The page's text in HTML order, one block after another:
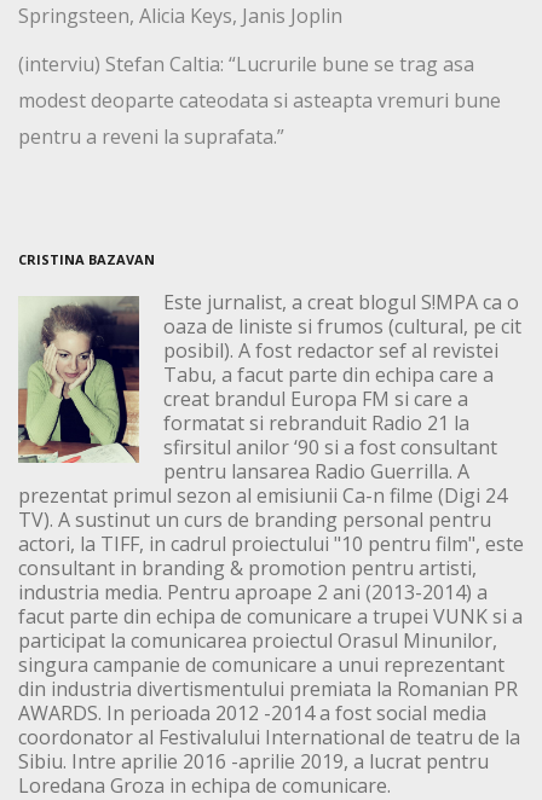
Springsteen, Alicia Keys, Janis Joplin
(interviu) Stefan Caltia: “Lucrurile bune se trag asa
modest deoparte cateodata si asteapta vremuri bune
pentru a reveni la suprafata.”
CRISTINA BAZAVAN
Este jurnalist, a creat blogul S!MPA ca o
oaza de liniste si frumos (cultural, pe cit
posibil). A fost redactor sef al revistei
Tabu, a facut parte din echipa care a
creat brandul Europa FM si care a
formatat si rebranduit Radio 21 la
sfirsitul anilor ‘90 si a fost consultant
pentru lansarea Radio Guerrilla. A
prezentat primul sezon al emisiunii Ca-n filme (Digi 24
TV). A sustinut un curs de branding personal pentru
actori, la TIFF, in cadrul proiectului "10 pentru film", este
consultant in branding & promotion pentru artisti,
industria media. Pentru aproape 2 ani (2013-2014) a
facut parte din echipa de comunicare a trupei VUNK si a
participat la comunicarea proiectul Orasul Minunilor,
singura campanie de comunicare a unui reprezentant
din industria divertismentului premiata la Romanian PR
AWARDS. In perioada 2012 -2014 a fost social media
coordonator al Festivalului International de teatru de la
Sibiu. Intre aprilie 2016 -aprilie 2019, a lucrat pentru
Loredana Groza in echipa de comunicare.